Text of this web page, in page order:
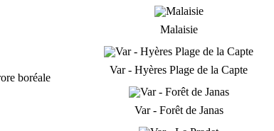
Malaisie
Var - Hyères Plage de la Capte
Var - Forêt de Janas